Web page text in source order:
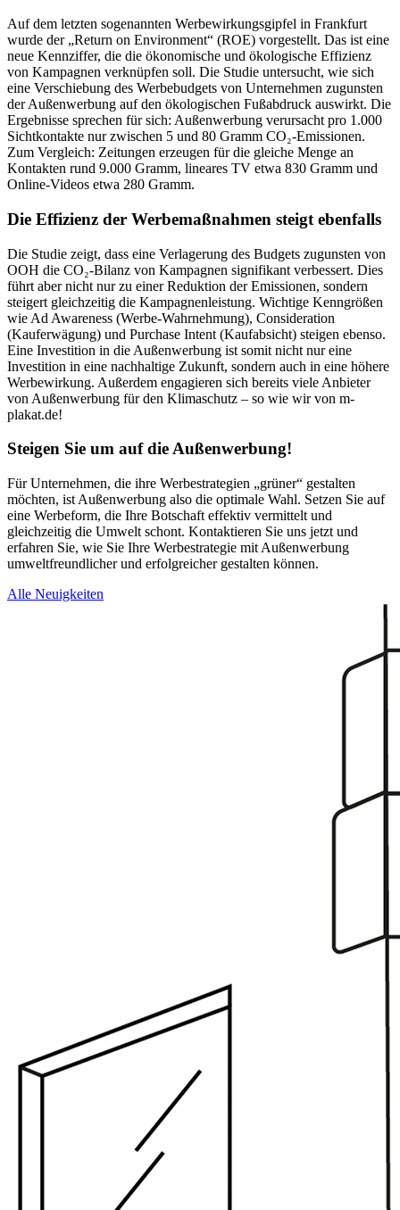
Auf dem letzten sogenannten Werbewirkungsgipfel in Frankfurt
wurde der „Return on Environment“ (ROE) vorgestellt. Das ist eine
neue Kennziffer, die die ökonomische und ökologische Effizienz
von Kampagnen verknüpfen soll. Die Studie untersucht, wie sich
eine Verschiebung des Werbebudgets von Unternehmen zugunsten
der Außenwerbung auf den ökologischen Fußabdruck auswirkt. Die
Ergebnisse sprechen für sich: Außenwerbung verursacht pro 1.000
Sichtkontakte nur zwischen 5 und 80 Gramm CO₂-Emissionen.
Zum Vergleich: Zeitungen erzeugen für die gleiche Menge an
Kontakten rund 9.000 Gramm, lineares TV etwa 830 Gramm und
Online-Videos etwa 280 Gramm.
Die Effizienz der Werbemaßnahmen steigt ebenfalls
Die Studie zeigt, dass eine Verlagerung des Budgets zugunsten von
OOH die CO₂-Bilanz von Kampagnen signifikant verbessert. Dies
führt aber nicht nur zu einer Reduktion der Emissionen, sondern
steigert gleichzeitig die Kampagnenleistung. Wichtige Kenngrößen
wie Ad Awareness (Werbe-Wahrnehmung), Consideration
(Kauferwägung) und Purchase Intent (Kaufabsicht) steigen ebenso.
Eine Investition in die Außenwerbung ist somit nicht nur eine
Investition in eine nachhaltige Zukunft, sondern auch in eine höhere
Werbewirkung. Außerdem engagieren sich bereits viele Anbieter
von Außenwerbung für den Klimaschutz – so wie wir von m-
plakat.de!
Steigen Sie um auf die Außenwerbung!
Für Unternehmen, die ihre Werbestrategien „grüner“ gestalten
möchten, ist Außenwerbung also die optimale Wahl. Setzen Sie auf
eine Werbeform, die Ihre Botschaft effektiv vermittelt und
gleichzeitig die Umwelt schont. Kontaktieren Sie uns jetzt und
erfahren Sie, wie Sie Ihre Werbestrategie mit Außenwerbung
umweltfreundlicher und erfolgreicher gestalten können.
Alle Neuigkeiten